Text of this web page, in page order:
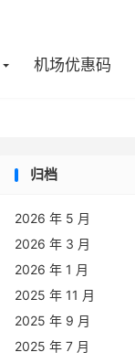
机场优惠码
归档
2026 年 5 月
2026 年 3 月
2026 年 1 月
2025 年 11 月
2025 年 9 月
2025 年 7 月